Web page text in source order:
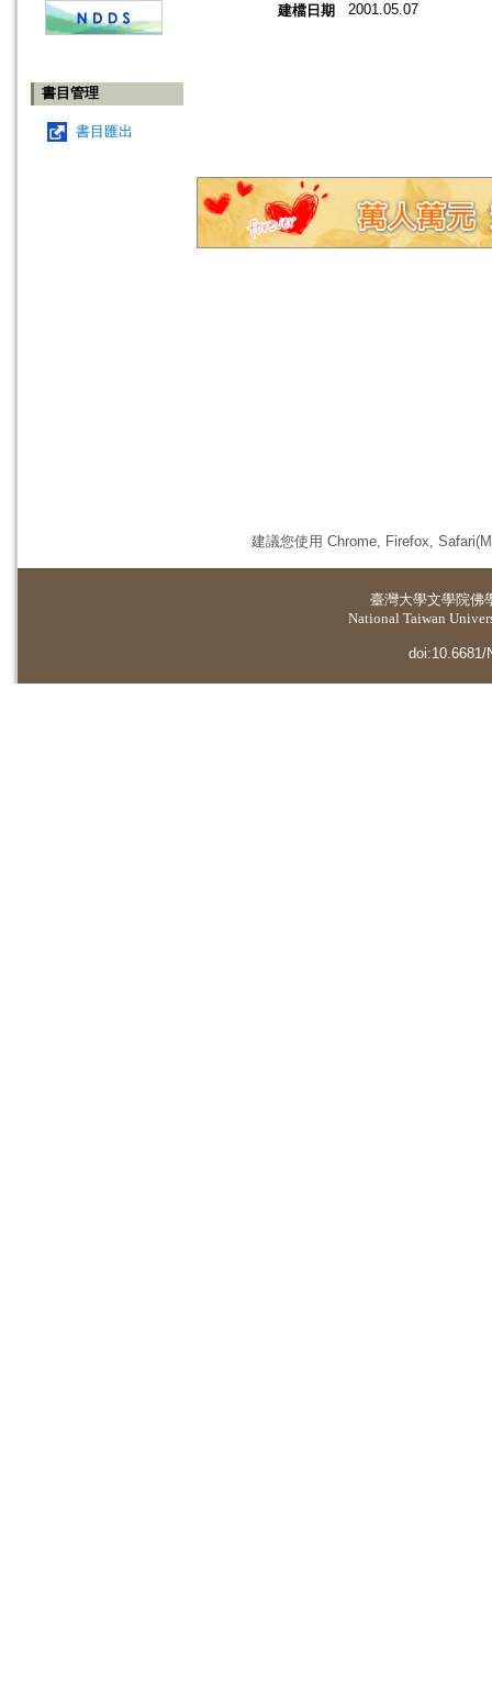
書目管理
書目匯出
建檔日期 2001.05.07
建議您使用 Chrome, Firefox,
臺灣大學文學院佛
National Taiwan
doi:10.6681/